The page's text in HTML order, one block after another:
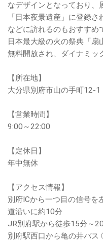
なデザインとなっており、
「日本夜景遺産」に登録
などに訪れるのもおすすめ
日本最大級の火の祭典「
無料開放され、ダイナミッ
【所在地】
大分県別府市山の手町12-1
【営業時間】
9:00～22:00
【定休日】
年中無休
【アクセス情報】
別府ICから一つ目の信号を
道沿いに約10分
JR別府駅から徒歩15分～
別府駅西口から亀の井バ